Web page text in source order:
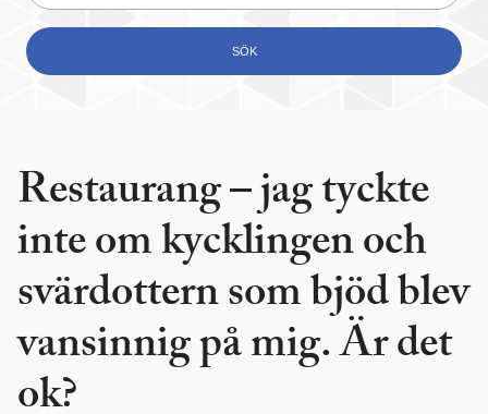
Restaurang – jag tyckte
inte om kycklingen och
svärdottern som bjöd blev
vansinnig på mig. Är det